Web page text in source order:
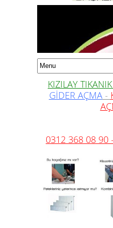
KIZILAY
GİDER AÇMA-
0312 368 08 90